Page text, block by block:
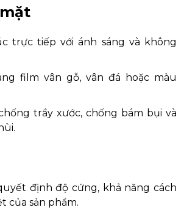
trực tiếp với ánh sáng và không
film vân gỗ, vân đá hoặc màu
trầy xước, chống bám bụi và
định độ cứng, khả năng cách
của sản phẩm.